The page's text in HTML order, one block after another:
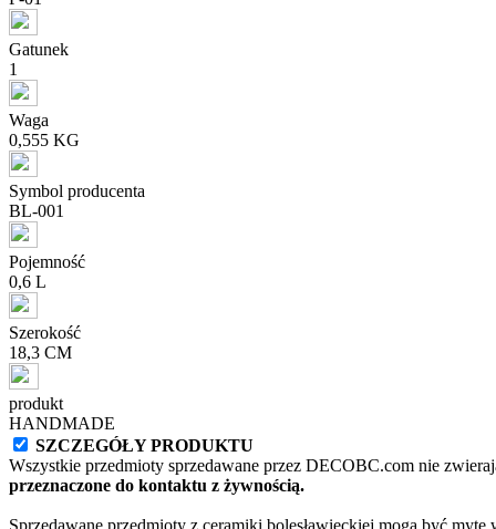
Gatunek
1
Waga
0,555 KG
Symbol producenta
BL-001
Pojemność
0,6 L
Szerokość
18,3 CM
produkt
HANDMADE
SZCZEGÓŁY PRODUKTU
Wszystkie przedmioty sprzedawane przez DECOBC.com nie
przeznaczone do kontaktu z żywnością.
Sprzedawane przedmioty z ceramiki bolesławieckiej mogą być